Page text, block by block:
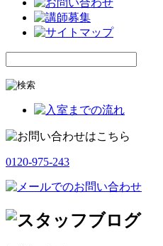
0120-975-243